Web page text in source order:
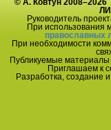
Руководитель
При использования
православных
При необходимости
Публикуемые материалы
Приглашаем к
Разработка, создание